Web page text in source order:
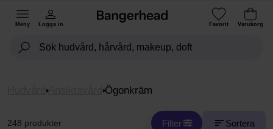
Meny Logga in Favorit Varukorg
Ansiktsvård Ögonkräm
248 produkter Filter Sortera